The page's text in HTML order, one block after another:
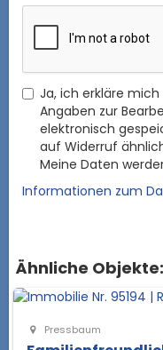
Ja, ich erkläre
Angaben zur
elektronisch
auf Widerruf
Meine Daten
Informationen zum
Ähnliche Objekte:
Pressbaum